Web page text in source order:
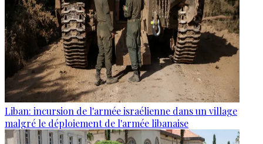
Liban: incursion de l'armée israélienne dans un village
malgré le déploiement de l'armée libanaise